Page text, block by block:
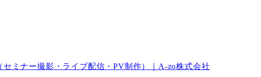
ミナー撮影・ライブ配信・PV制作）｜A-zo株式会社